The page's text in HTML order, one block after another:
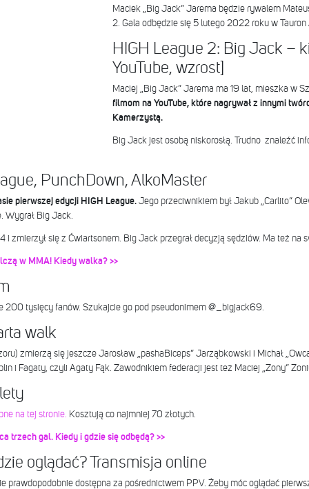
Maciek „Big Jack” Jarema będzie rywalem
2. Gala odbędzie się 5 lutego 2022 roku w
HIGH League 2: Big Jack –
YouTube, wzrost]
Maciej „Big Jack” Jarema ma 19 lat, mieszka w
filmom na YouTube, które nagrywał z innymi
Kamerzystą.
Big Jack jest osobą niskorosłą. Trudno znaleźć
PunchDown, AlkoMaster
pierwszej edycji HIGH League. Jego przeciwnikiem był Jakub „Carlito”
Wygrał Big Jack.
i zmierzył się z Ćwiartsonem. Big Jack przegrał decyzją sędziów. Ma też na
w MMA! Kiedy walka? >>
200 tysięcy fanów. Szukajcie go pod pseudonimem @_bigjack69.
walk
zmierzą się jeszcze Jarosław „pashaBiceps” Jarząbkowski i Michał
i Fagaty, czyli Agaty Fąk. Zawodnikiem federacji jest też Maciej „Zony”
na tej stronie. Kosztują co najmniej 70 złotych.
trzech gal. Kiedy i gdzie się odbędą? >>
oglądać? Transmisja online
prawdopodobnie dostępna za pośrednictwem PPV. Żeby móc oglądać